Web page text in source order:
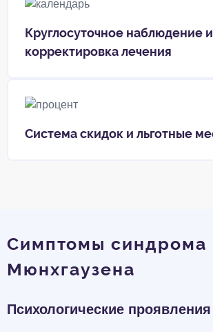
Круглосуточное наблюдение и
корректировка лечения
Система скидок и льготные
Симптомы синдрома
Мюнхгаузена
Психологические проявления